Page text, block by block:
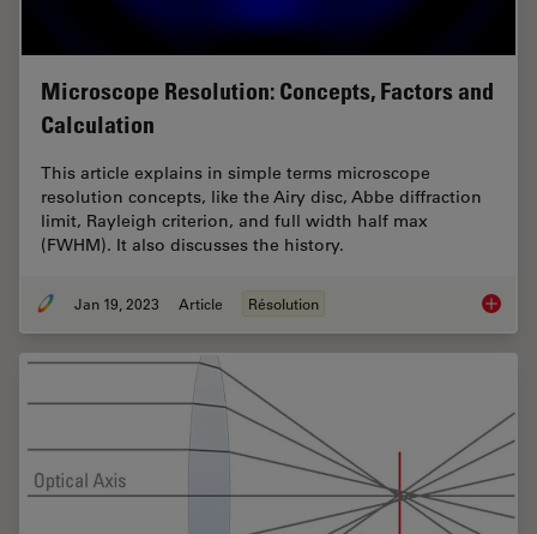
Microscope Resolution: Concepts, Factors and
Calculation
This article explains in simple terms microscope
resolution concepts, like the Airy disc, Abbe diffraction
limit, Rayleigh criterion, and full width half max
(FWHM). It also discusses the history.
Jan 19, 2023 Article Résolution